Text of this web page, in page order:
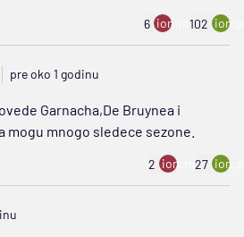
6 ion:minus
102
pre oko 1 godinu
Garnacha,De Bruynea i
mogu mnogo sledece sezone.
2 ion:minus
27